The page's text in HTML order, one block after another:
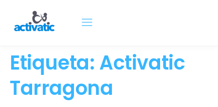
Etiqueta: Activatic
Tarragona